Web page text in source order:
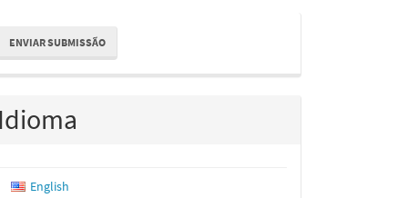
ENVIAR SUBMISSÃO
Idioma
English